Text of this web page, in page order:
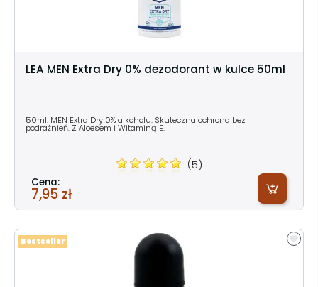
LEA MEN Extra Dry 0% dezodorant w kulce 50ml
50ml. MEN Extra Dry 0% alkoholu. Skuteczna ochrona bez
podrażnień. Z Aloesem i Witaminą E.
(5)
Cena:
7,95 zł
Bestseller